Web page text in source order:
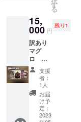
３
本
玉ねぎ
（新玉
ねぎ）
４コ 栽
培中無
農薬
春菊
（サラ
ダにオ
ススメ
じき５
ｇ 釜
揚げし
らす１
パッ
ク あ
じの干
物 ２
枚
三浦半
島 春
キャベ
ツ １
玉
す
る
15,
000 円
残り1
訳あり
マグ
ロ 冷
凍便
コース
（鮪３
柵訳あ
り お
買い
得） 佐
支援
者：
1人
お届
け予
定：
2023